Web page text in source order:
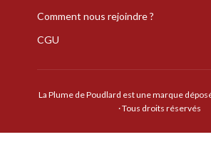
Comment nous rejoindre ?
CGU
La Plume de Poudlard est une marque
· Tous droits réservés